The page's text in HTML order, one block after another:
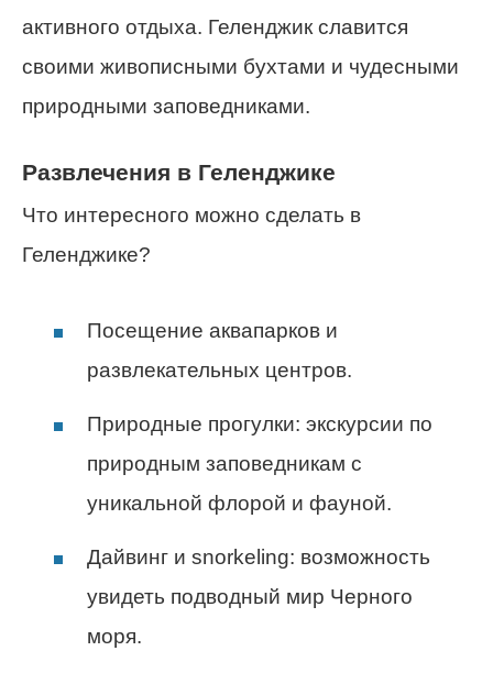
активного отдыха. Геленджик славится
своими живописными бухтами и чудесными
природными заповедниками.
Развлечения в Геленджике
Что интересного можно сделать в
Геленджике?
Посещение аквапарков и
развлекательных центров.
Природные прогулки: экскурсии по
природным заповедникам с
уникальной флорой и фауной.
Дайвинг и snorkeling: возможность
увидеть подводный мир Черного
моря.